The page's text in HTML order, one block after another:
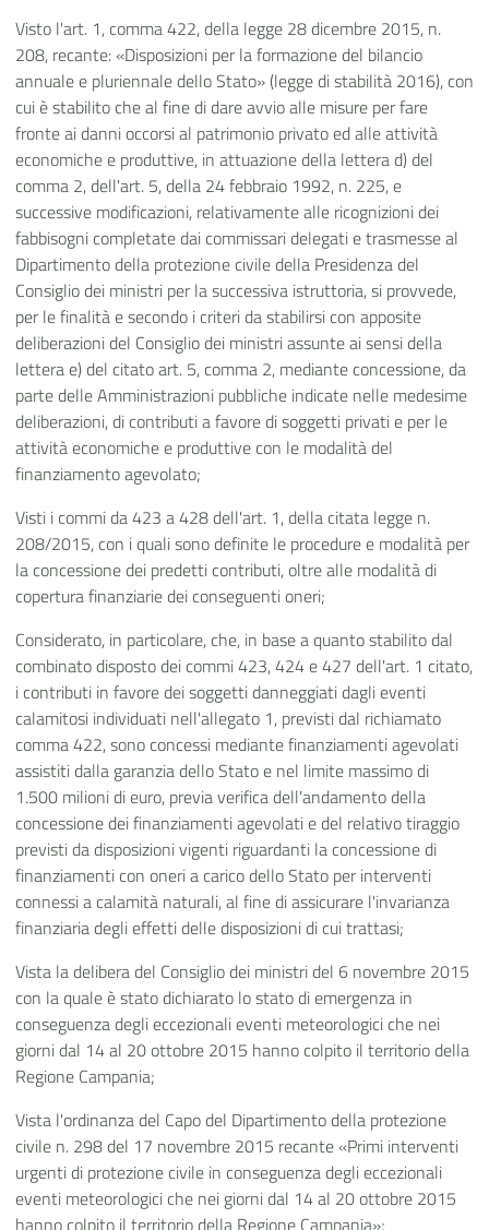
Visto l'art. 1, comma 422, della legge 28 dicembre 2015, n.
208, recante: «Disposizioni per la formazione del bilancio
annuale e pluriennale dello Stato» (legge di stabilità 2016), con
cui è stabilito che al fine di dare avvio alle misure per fare
fronte ai danni occorsi al patrimonio privato ed alle attività
economiche e produttive, in attuazione della lettera d) del
comma 2, dell'art. 5, della 24 febbraio 1992, n. 225, e
successive modificazioni, relativamente alle ricognizioni dei
fabbisogni completate dai commissari delegati e trasmesse al
Dipartimento della protezione civile della Presidenza del
Consiglio dei ministri per la successiva istruttoria, si provvede,
per le finalità e secondo i criteri da stabilirsi con apposite
deliberazioni del Consiglio dei ministri assunte ai sensi della
lettera e) del citato art. 5, comma 2, mediante concessione, da
parte delle Amministrazioni pubbliche indicate nelle medesime
deliberazioni, di contributi a favore di soggetti privati e per le
attività economiche e produttive con le modalità del
finanziamento agevolato;
Visti i commi da 423 a 428 dell'art. 1, della citata legge n.
208/2015, con i quali sono definite le procedure e modalità per
la concessione dei predetti contributi, oltre alle modalità di
copertura finanziarie dei conseguenti oneri;
Considerato, in particolare, che, in base a quanto stabilito dal
combinato disposto dei commi 423, 424 e 427 dell'art. 1 citato,
i contributi in favore dei soggetti danneggiati dagli eventi
calamitosi individuati nell'allegato 1, previsti dal richiamato
comma 422, sono concessi mediante finanziamenti agevolati
assistiti dalla garanzia dello Stato e nel limite massimo di
1.500 milioni di euro, previa verifica dell'andamento della
concessione dei finanziamenti agevolati e del relativo tiraggio
previsti da disposizioni vigenti riguardanti la concessione di
finanziamenti con oneri a carico dello Stato per interventi
connessi a calamità naturali, al fine di assicurare l'invarianza
finanziaria degli effetti delle disposizioni di cui trattasi;
Vista la delibera del Consiglio dei ministri del 6 novembre 2015
con la quale è stato dichiarato lo stato di emergenza in
conseguenza degli eccezionali eventi meteorologici che nei
giorni dal 14 al 20 ottobre 2015 hanno colpito il territorio della
Regione Campania;
Vista l'ordinanza del Capo del Dipartimento della protezione
civile n. 298 del 17 novembre 2015 recante «Primi interventi
urgenti di protezione civile in conseguenza degli eccezionali
eventi meteorologici che nei giorni dal 14 al 20 ottobre 2015
hanno colpito il territorio della Regione Campania»;